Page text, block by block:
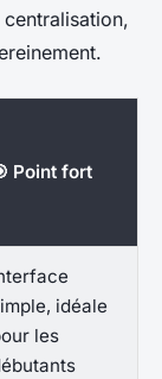
Point fort
idéale
les